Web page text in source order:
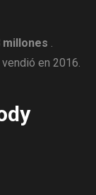
millones .
en 2016.